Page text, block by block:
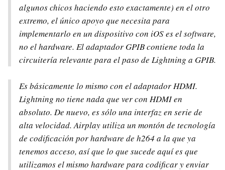
algunos chicos haciendo esto exactamente) en el otro
extremo, el único apoyo que necesita para
implementarlo en un dispositivo con iOS es el software,
no el hardware. El adaptador GPIB contiene toda la
circuitería relevante para el paso de Lightning a GPIB.
Es básicamente lo mismo con el adaptador HDMI.
Lightning no tiene nada que ver con HDMI en
absoluto. De nuevo, es sólo una interfaz en serie de
alta velocidad. Airplay utiliza un montón de tecnología
de codificación por hardware de h264 a la que ya
tenemos acceso, así que lo que sucede aquí es que
utilizamos el mismo hardware para codificar y enviar